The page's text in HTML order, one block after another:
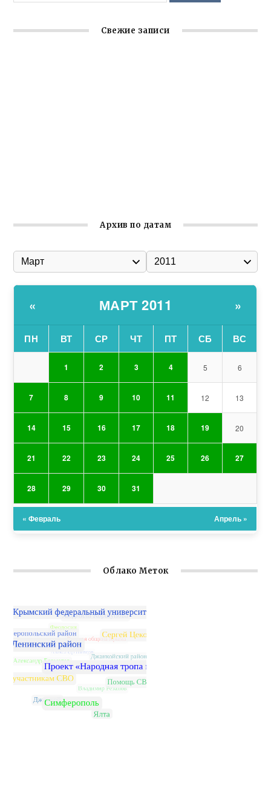
Свежие записи
Архив по датам
« МАРТ 2011 »
ПН ВТ СР ЧТ ПТ СБ ВС
1 2 3 4 5 6
7 8 9 10 11 12 13
14 15 16 17 18 19 20
21 22 23 24 25 26 27
28 29 30 31
« Февраль Апрель »
Облако Меток